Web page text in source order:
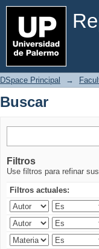
Buscar
DSpace Principal →
Buscar
Filtros
Use filtros para refinar
Filtros actuales: